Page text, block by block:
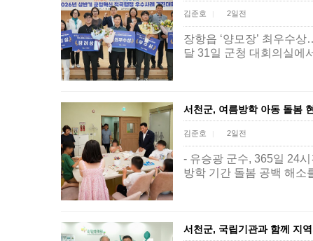
김준호 | 2일전
장항읍 ‘양모장’ 최우수
달 31일 군청 대회의실에
서천군, 여름방학 아동 돌봄
김준호 | 2일전
- 유승광 군수, 365일 24
방학 기간 돌봄 공백 해
서천군, 국립기관과 함께 지